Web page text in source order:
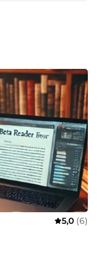
5,0 (6)